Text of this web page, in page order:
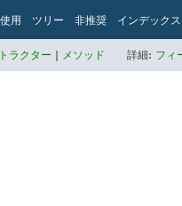
使用 ツリー 非推奨 インデックス
ラクター | メソッド 詳細: フィ